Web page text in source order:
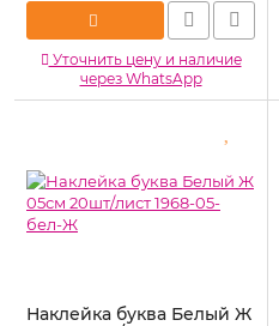
Уточнить цену и наличие
через WhatsApp
Наклейка буква Белый Ж